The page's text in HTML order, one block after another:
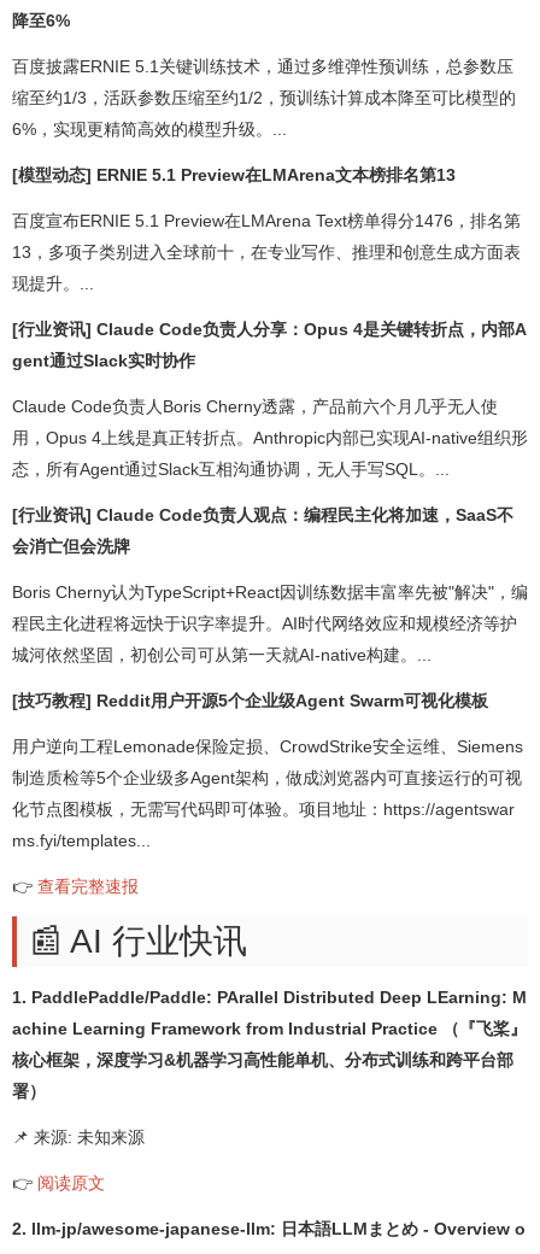
降至6%
百度披露ERNIE 5.1关键训练技术，通过多维弹性预训练，总参数压
缩至约1/3，活跃参数压缩至约1/2，预训练计算成本降至可比模型的
6%，实现更精简高效的模型升级。...
[模型动态] ERNIE 5.1 Preview在LMArena文本榜排名第13
百度宣布ERNIE 5.1 Preview在LMArena Text榜单得分1476，排名第
13，多项子类别进入全球前十，在专业写作、推理和创意生成方面表
现提升。...
[行业资讯] Claude Code负责人分享：Opus 4是关键转折点，内部A
gent通过Slack实时协作
Claude Code负责人Boris Cherny透露，产品前六个月几乎无人使
用，Opus 4上线是真正转折点。Anthropic内部已实现AI-native组织形
态，所有Agent通过Slack互相沟通协调，无人手写SQL。...
[行业资讯] Claude Code负责人观点：编程民主化将加速，SaaS不
会消亡但会洗牌
Boris Cherny认为TypeScript+React因训练数据丰富率先被"解决"，编
程民主化进程将远快于识字率提升。AI时代网络效应和规模经济等护
城河依然坚固，初创公司可从第一天就AI-native构建。...
[技巧教程] Reddit用户开源5个企业级Agent Swarm可视化模板
用户逆向工程Lemonade保险定损、CrowdStrike安全运维、Siemens
制造质检等5个企业级多Agent架构，做成浏览器内可直接运行的可视
化节点图模板，无需写代码即可体验。项目地址：https://agentswar
ms.fyi/templates...
👉 查看完整速报
📰 AI 行业快讯
1. PaddlePaddle/Paddle: PArallel Distributed Deep LEarning: M
achine Learning Framework from Industrial Practice （『飞桨』
核心框架，深度学习&机器学习高性能单机、分布式训练和跨平台部
署）
📌 来源: 未知来源
👉 阅读原文
2. llm-jp/awesome-japanese-llm: 日本語LLMまとめ - Overview o